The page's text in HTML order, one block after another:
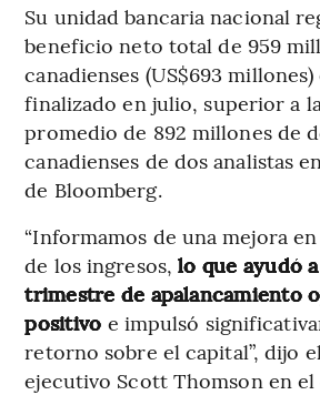
Su unidad bancaria nacional
beneficio neto total de 959
canadienses (US$693
finalizado en julio, superior a
promedio de 892 millones de
canadienses de dos analistas
de Bloomberg.
“Informamos de una mejora
de los ingresos, lo que ayudó
trimestre de apalancamiento
positivo e impulsó
retorno sobre el capital”, dijo
ejecutivo Scott Thomson en